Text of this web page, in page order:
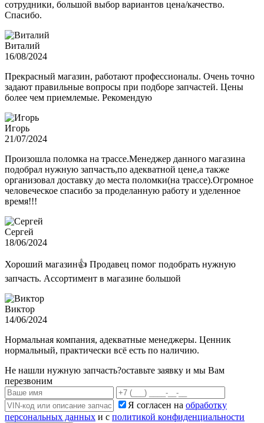
сотрудники, большой выбор вариантов цена/качество.
Спасибо.
Виталий
16/08/2024
Прекрасный магазин, работают профессионалы. Очень точно
задают правильные вопросы при подборе запчастей. Цены
более чем приемлемые. Рекомендую
Игорь
21/07/2024
Произошла поломка на трассе.Менеджер данного магазина
подобрал нужную запчасть,по адекватной цене,а также
организовал доставку до места поломки(на трассе).Огромное
человеческое спасибо за проделанную работу и уделенное
время!!!
Сергей
18/06/2024
Хороший магазин👍 Продавец помог подобрать нужную
запчасть. Ассортимент в магазине большой
Виктор
14/06/2024
Нормальная компания, адекватные менеджеры. Ценник
нормальный, практически всё есть по наличию.
Не нашли нужную запчасть?оставьте заявку и мы Вам
перезвоним
Я согласен на обработку
персональных данных и с политикой конфиденциальности